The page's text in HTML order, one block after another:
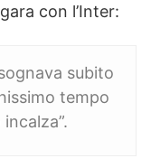
con l’Inter:
subito
tempo